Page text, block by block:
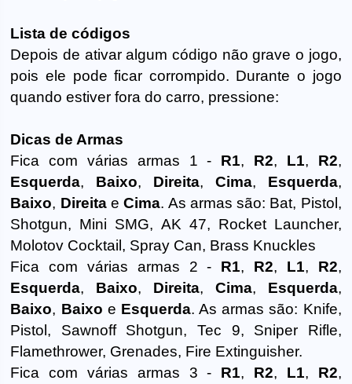
Lista de códigos
Depois de ativar algum código não grave o jogo,
pois ele pode ficar corrompido. Durante o jogo
quando estiver fora do carro, pressione:
Dicas de Armas
Fica com várias armas 1 - R1, R2, L1, R2,
Esquerda, Baixo, Direita, Cima, Esquerda,
Baixo, DireitaeCima. As armas são: Bat, Pistol,
Shotgun, Mini SMG, AK 47, Rocket Launcher,
Molotov Cocktail, Spray Can, Brass Knuckles
Fica com várias armas 2 - R1, R2, L1, R2,
Esquerda, Baixo, Direita, Cima, Esquerda,
Baixo, Baixo e Esquerda. As armas são: Knife,
Pistol, Sawnoff Shotgun, Tec 9, Sniper Rifle,
Flamethrower, Grenades, Fire Extinguisher.
Fica com várias armas 3 - R1, R2, L1, R2,